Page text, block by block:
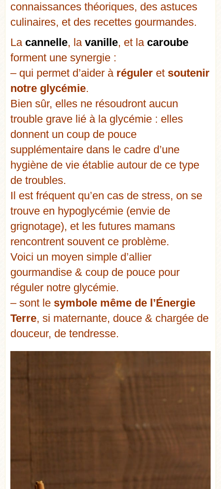
connaissances théoriques, des astuces
culinaires, et des recettes gourmandes.
La cannelle, la vanille, et la caroube
forment une synergie :
– qui permet d’aider à réguler et soutenir
notre glycémie.
Bien sûr, elles ne résoudront aucun
trouble grave lié à la glycémie : elles
donnent un coup de pouce
supplémentaire dans le cadre d’une
hygiène de vie établie autour de ce type
de troubles.
Il est fréquent qu’en cas de stress, on se
trouve en hypoglycémie (envie de
grignotage), et les futures mamans
rencontrent souvent ce problème.
Voici un moyen simple d’allier
gourmandise & coup de pouce pour
réguler notre glycémie.
– sont le symbole même de l’Énergie
Terre, si maternante, douce & chargée de
douceur, de tendresse.